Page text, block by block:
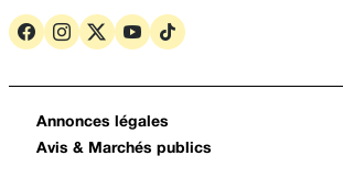
Annonces légales
Avis & Marchés publics